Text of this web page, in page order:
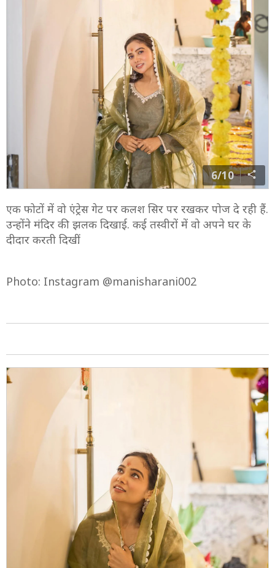
6/10
एक फोटों में वो एंट्रेस गेट पर कलश सिर पर रखकर पोज दे रही हैं.
उन्होंने मंदिर की झलक दिखाई. कई तस्वीरों में वो अपने घर के
दीदार करती दिखीं.
Photo: Instagram @manisharani002